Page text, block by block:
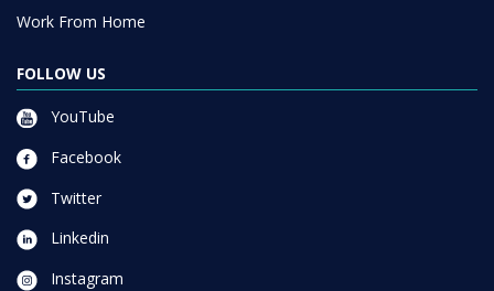
Work From Home
FOLLOW US
YouTube
Facebook
Twitter
Linkedin
Instagram